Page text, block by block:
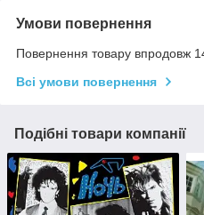
Умови повернення
Повернення товару впродовж
Всі умови повернення
Подібні товари компанії